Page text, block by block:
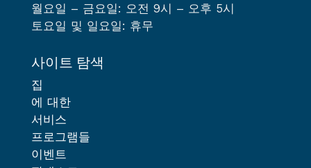
월요일 – 금요일: 오전 9시 – 오후 5시
토요일 및 일요일: 휴무
사이트 탐색
집
에 대한
서비스
프로그램들
이벤트